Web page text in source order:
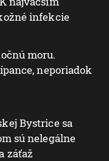
infekcie
moru.
neporiadok
Bystrice sa
sú nelegálne
záťaž